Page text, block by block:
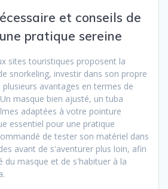
et conseils de
pratique sereine
sites touristiques proposent la
snorkeling, investir dans son propre
avantages en termes de
masque bien ajusté, un tuba
adaptées à votre pointure
essentiel pour une pratique
de tester son matériel dans
avant de s'aventurer plus loin, afin
du masque et de s'habituer à la